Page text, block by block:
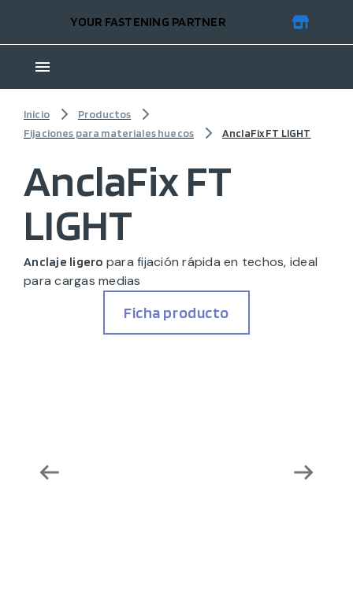
YOUR FASTENING PARTNER
Inicio
Productos
Fijaciones para materiales huecos
AnclaFix FT LIGHT
AnclaFix FT
LIGHT
Anclaje ligero para fijación rápida en techos, ideal
para cargas medias
Ficha producto